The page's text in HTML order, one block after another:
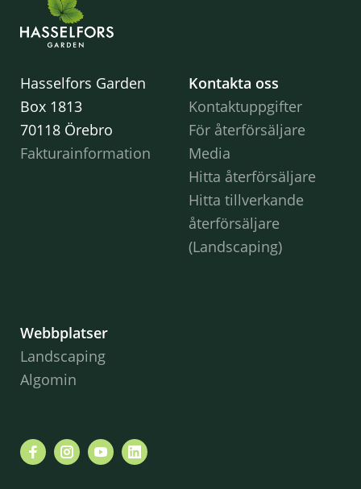
Hasselfors Garden
Box 1813
70118 Örebro
Fakturainformation
Kontakta oss
Kontaktuppgifter
För återförsäljare
Media
Hitta återförsäljare
Hitta tillverkande
återförsäljare
(Landscaping)
Webbplatser
Landscaping
Algomin